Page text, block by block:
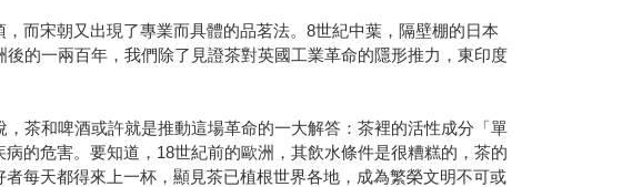
而宋朝又出現了專業而具體的品茗法。8世紀中葉，隔壁棚的日本
的一兩百年，我們除了見證茶對英國工業革命的隱形推力，東印度
茶和啤酒或許就是推動這場革命的一大解答：茶裡的活性成分「單
的危害。要知道，18世紀前的歐洲，其飲水條件是很糟糕的，茶的
每天都得來上一杯，顯見茶已植根世界各地，成為繁榮文明不可或